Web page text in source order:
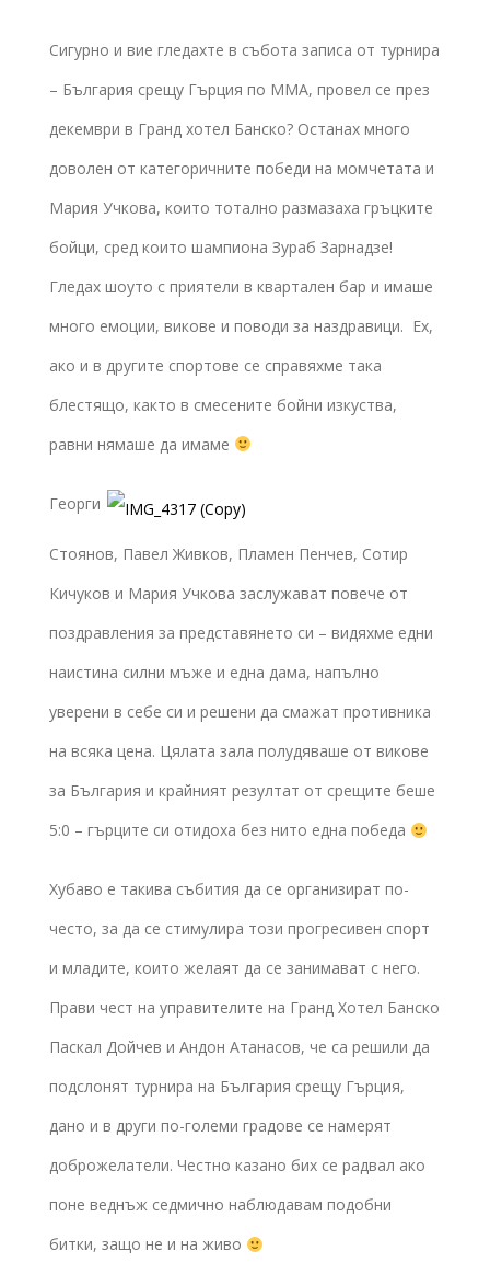
Сигурно и вие гледахте в събота записа от турнира
– България срещу Гърция по ММА, провел се през
декември в Гранд хотел Банско? Останах много
доволен от категоричните победи на момчетата и
Мария Учкова, които тотално размазаха гръцките
бойци, сред които шампиона Зураб Зарнадзе!
Гледах шоуто с приятели в квартален бар и имаше
много емоции, викове и поводи за наздравици. Ех,
ако и в другите спортове се справяхме така
блестящо, както в смесените бойни изкуства,
равни нямаше да имаме
Георги
Стоянов, Павел Живков, Пламен Пенчев, Сотир
Кичуков и Мария Учкова заслужават повече от
поздравления за представянето си – видяхме едни
наистина силни мъже и една дама, напълно
уверени в себе си и решени да смажат противника
на всяка цена. Цялата зала полудяваше от викове
за България и крайният резултат от срещите беше
5:0 – гърците си отидоха без нито една победа
Хубаво е такива събития да се организират по-
често, за да се стимулира този прогресивен спорт
и младите, които желаят да се занимават с него.
Прави чест на управителите на Гранд Хотел Банско
Паскал Дойчев и Андон Атанасов, че са решили да
подслонят турнира на България срещу Гърция,
дано и в други по-големи градове се намерят
доброжелатели. Честно казано бих се радвал ако
поне веднъж седмично наблюдавам подобни
битки, защо не и на живо